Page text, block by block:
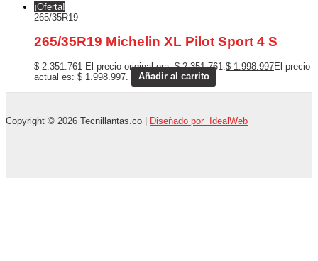
¡Oferta!
265/35R19
265/35R19 Michelin XL Pilot Sport 4 S
$2.351.761 El precio original era: $ 2.351.761. $ 1.998.997El precio
actual es: $ 1.998.997.
Añadir al carrito
Copyright © 2026 Tecnillantas.co | Diseñado por IdealWeb